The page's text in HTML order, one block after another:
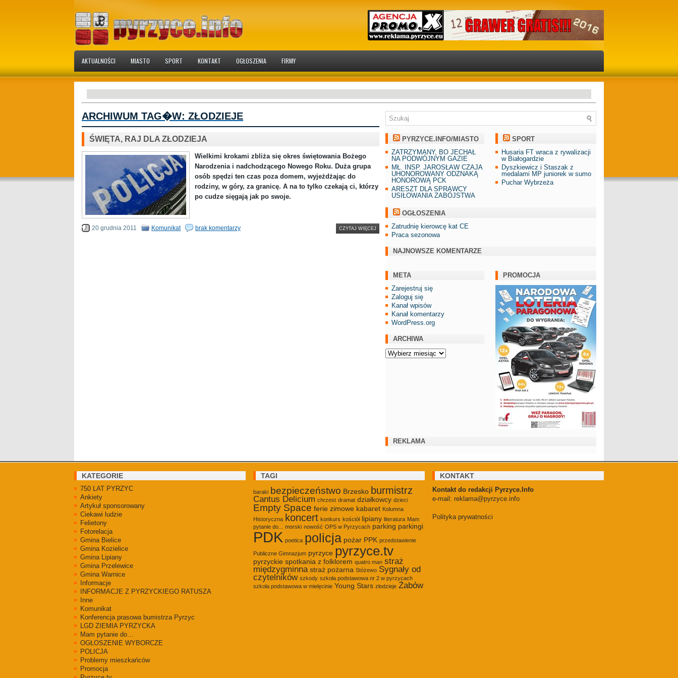
AKTUALNOŚCI MIASTO SPORT KONTAKT OGŁOSZENIA FIRMY
ARCHIWUM TAG�W: ZŁODZIEJE
ŚWIĘTA, RAJ DLA ZŁODZIEJA
Wielkimi krokami zbliża się okres świętowania Bożego
Narodzenia i nadchodzącego Nowego Roku. Duża grupa
osób spędzi ten czas poza domem, wyjeżdżając do
rodziny, w góry, za granicę. A na to tylko czekają ci, którzy
po cudze sięgają jak po swoje.
20 grudnia 2011 Komunikat brak komentarzy CZYTAJ WIĘCEJ
PYRZYCE.INFO/MIASTO
ZATRZYMANY, BO JECHAŁ
NA PODWÓJNYM GAZIE
MŁ. INSP. JAROSŁAW CZAJA
UHONOROWANY ODZNAKĄ
HONOROWĄ PCK
ARESZT DLA SPRAWCY
USIŁOWANIA ZABÓJSTWA
SPORT
Husaria FT wraca z rywalizacji
w Białogardzie
Dyszkiewicz i Staszak z
medalami MP juniorek w sumo
Puchar Wybrzeża
OGŁOSZENIA
Zatrudnię kierowcę kat CE
Praca sezonowa
NAJNOWSZE KOMENTARZE
META
Zarejestruj się
Zaloguj się
Kanał wpisów
Kanał komentarzy
WordPress.org
ARCHIWA
Archiwa
PROMOCJA
REKLAMA
KATEGORIE
750 LAT PYRZYC
Ankiety
Artykuł sponsorowany
Ciekawi ludzie
Felietony
Fotorelacja
Gmina Bielice
Gmina Kozielice
Gmina Lipiany
Gmina Przelewice
Gmina Warnice
Informacje
INFORMACJE Z PYRZYCKIEGO RATUSZA
Inne
Komunikat
Konferencja prasowa bumistrza Pyrzyc
LGD ZIEMIA PYRZYCKA
Mam pytanie do…
OGŁOSZENIE WYBORCZE
POLICJA
Problemy mieszkańców
Promocja
TAGI
baraki bezpieczeństwo Brzesko burmistrz
Cantus Delicium chrzest dramat działkowcy dzieci
Empty Space ferie zimowe kabaret Kolumna
Historyczna koncert konkurs kościół lipiany literatura Mam
pytanie do...
morski nowość OPS w Pyrzycach parking parkingi
PDK poetica policja pożar PPK przedstawienie
Publiczne Gimnazjum pyrzyce pyrzyce.tv
pyrzyckie spotkania z folklorem quatro man straż
międzygminna straż pożarna Stóżewo Sygnały od
czytelników szkody szkoła podstawowa nr 2 w pyrzycach
szkoła podstawowa w mielęcinie Young Stars złodzieje Żabów
KONTAKT
Kontakt do redakcji Pyrzyce.Info
e-mail: reklama@pyrzyce.info
Polityka prywatności